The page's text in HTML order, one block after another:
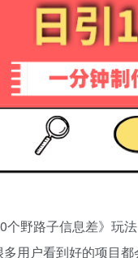
个野路子信息差》玩
用户看到好的项目